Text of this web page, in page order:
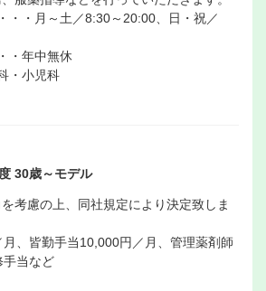
・・月～土／8:30～20:00、日・祝／
・年中無休
・小児科
30歳～モデル
考慮の上、同社規定により決定致しま
、皆勤手当10,000円／月、管理薬剤師
手当など